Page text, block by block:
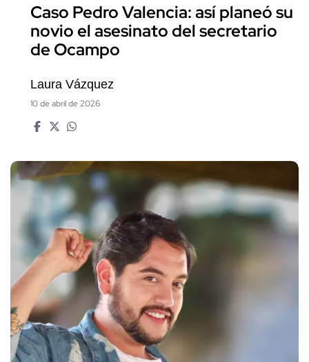
Caso Pedro Valencia: así planeó su
novio el asesinato del secretario
de Ocampo
Laura Vázquez
10 de abril de 2026